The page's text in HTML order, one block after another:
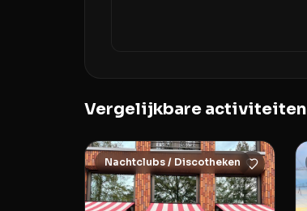
Vergelijkbare activiteiten
Nachtclubs / Discotheken